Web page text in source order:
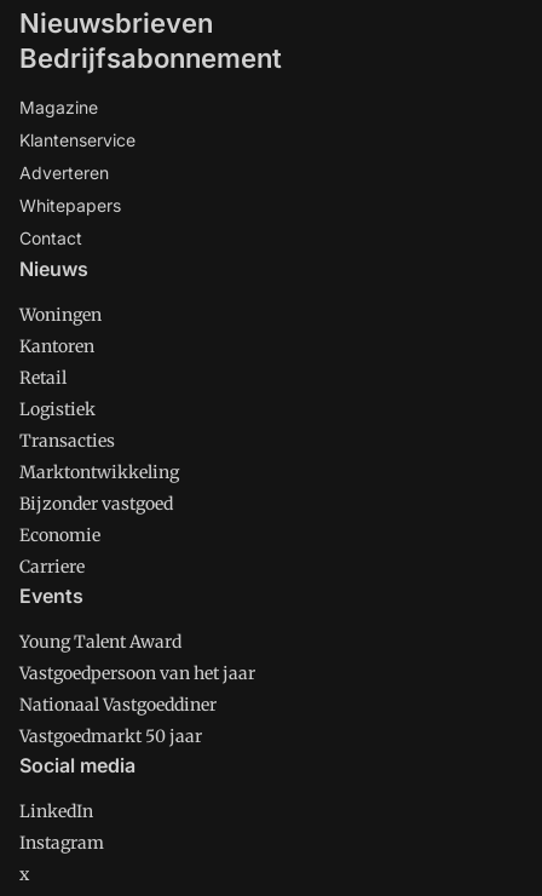
Nieuwsbrieven
Bedrijfsabonnement
Magazine
Klantenservice
Adverteren
Whitepapers
Contact
Nieuws
Woningen
Kantoren
Retail
Logistiek
Transacties
Marktontwikkeling
Bijzonder vastgoed
Economie
Carriere
Events
Young Talent Award
Vastgoedpersoon van het jaar
Nationaal Vastgoeddiner
Vastgoedmarkt 50 jaar
Social media
LinkedIn
Instagram
x